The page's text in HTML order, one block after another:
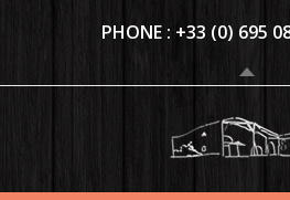
PHONE : +33 (0) 695